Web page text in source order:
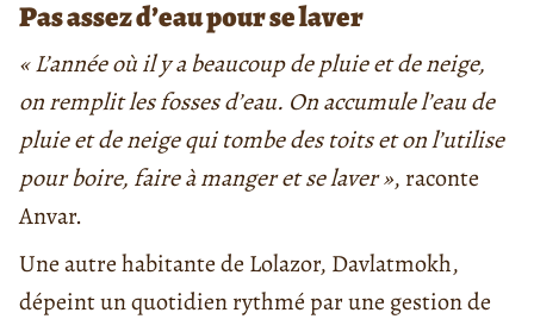
Pas assez d’eau pour se laver
« L’année où il y a beaucoup de pluie et de neige,
on remplit les fosses d’eau. On accumule l’eau de
pluie et de neige qui tombe des toits et on l’utilise
pour boire, faire à manger et se laver », raconte
Anvar.
Une autre habitante de Lolazor, Davlatmokh,
dépeint un quotidien rythmé par une gestion de